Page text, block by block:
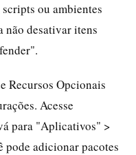
ou ambientes
não desativar itens
Recursos Opcionais
Acesse
para "Aplicativos" >
pode adicionar pacotes